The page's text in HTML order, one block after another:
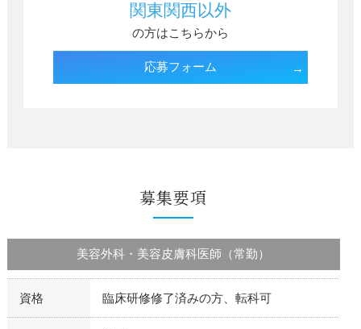
関東関西以外
の方はこちらから
応募フォーム
募集要項
美容外科・美容皮膚科医師（常勤）
資格 臨床研修修了済みの方、転科可